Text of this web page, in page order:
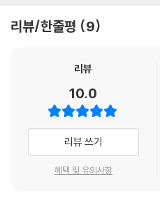
--- p.243
소설가가 되고 싶던 어릴 때 꿈을 버
마 시작할 엄두를 내진 못하지만, 요
런 저런 문학상 작품 응모 마감 날짜에
소설 한 편 쓰는 게 나의 꿈이다.
여러 번이다. 유미리 산문집 『창이 있
옮기며 ‘믿고 읽는 번역가’ 반열에 올랐
첫사랑이 가슴에 영원히 기록되듯
슬픔도 고마움도 서운함도 어제 일처
지도 않는 첫 번역서의 번역료 84만
했는지, 어떤 편집자를 만났는지, 그
발랄하고 다채로우며 극히 자유롭다.
기와 글쓰기와 번역을 사랑하는 한
- 남경태 (故, 번역가, 인문학 저술가, 『개념
절부터 지금까지 겪어온 일들을 진솔
들을 모았는데, 흥미진진한 소설처
용하는 문장 속에 유머와 휴머니티가
리뷰/한줄평 9
리뷰
10.0
리뷰 쓰기
혜택 및 유의사항